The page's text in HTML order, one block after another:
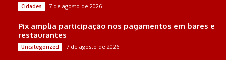
Cidades 7 de agosto de 2026
Pix amplia participação nos pagamentos em bares e
restaurantes
Uncategorized 7 de agosto de 2026